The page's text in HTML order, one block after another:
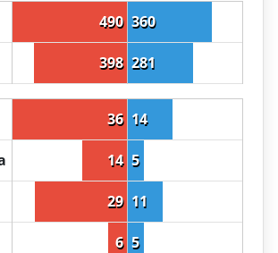
490 360
398 281
36 14
14 5
29 11
6 5